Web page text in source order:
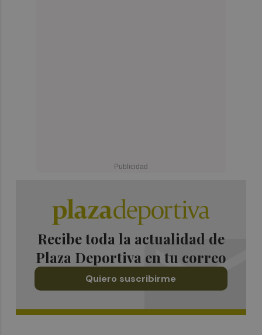
Recibe toda la actualidad de
Plaza Deportiva en tu correo
Quiero suscribirme